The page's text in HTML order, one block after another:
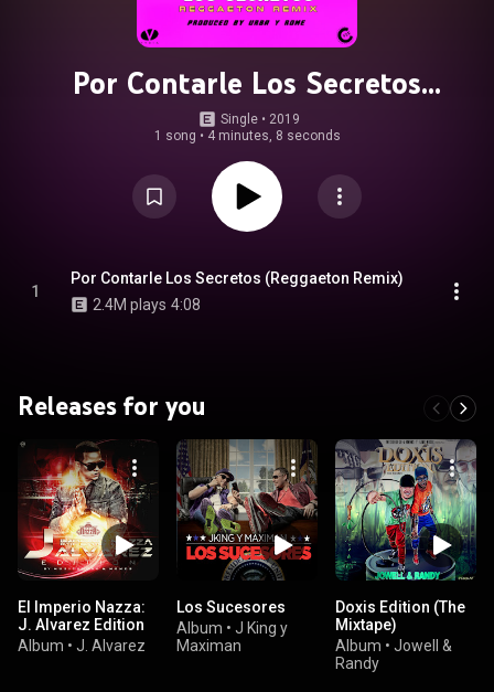
Por Contarle Los Secretos
(Reggaeton Remix)
Single • 2019
1 song • 4 minutes, 8 seconds
1
Por Contarle Los Secretos (Reggaeton Remix)
2.4M plays 4:08
Releases for you
El Imperio Nazza:
J. Alvarez Edition
Album • J. Alvarez
Los Sucesores
Album • J King y
Maximan
Doxis Edition (The
Mixtape)
Album • Jowell &
Randy